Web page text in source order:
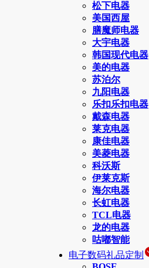
松下电器
美国西屋
膳魔师电器
大宇电器
韩国现代电器
美的电器
苏泊尔
九阳电器
乐扣乐扣电器
戴森电器
莱克电器
康佳电器
美菱电器
科沃斯
伊莱克斯
海尔电器
长虹电器
TCL电器
龙的电器
咕嘟智能
电子数码礼品定制